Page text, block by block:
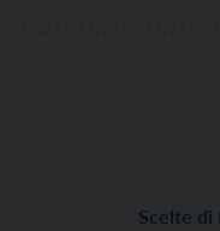
Scelte di